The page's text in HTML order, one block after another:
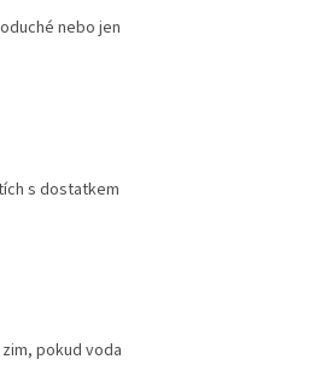
nebo jen
s dostatkem
pokud voda